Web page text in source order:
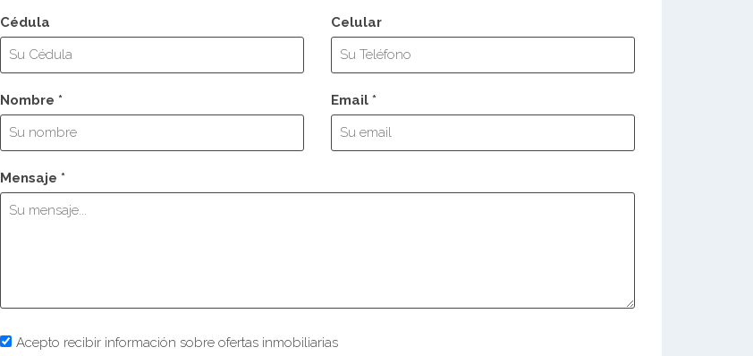
Cédula Celular
Nombre * Email *
Mensaje *
Acepto recibir información sobre ofertas inmobiliarias